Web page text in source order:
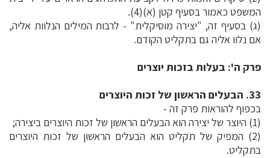
המשפט כאמור בסעיף קטן (א)(4).
(ג) בסעיף זה, "יצירה מוסיקלית" - לרבות המילים הנלוות אליה,
אם נלוו אליה גם בתקליט הקודם.
פרק ה': בעלות בזכות יוצרים
33. הבעלים הראשון של זכות היוצרים
בכפוף להוראות פרק זה -
(1) היוצר של יצירה הוא הבעלים הראשון של זכות היוצרים ביצירה;
(2) המפיק של תקליט הוא הבעלים הראשון של זכות היוצרים
בתקליט.